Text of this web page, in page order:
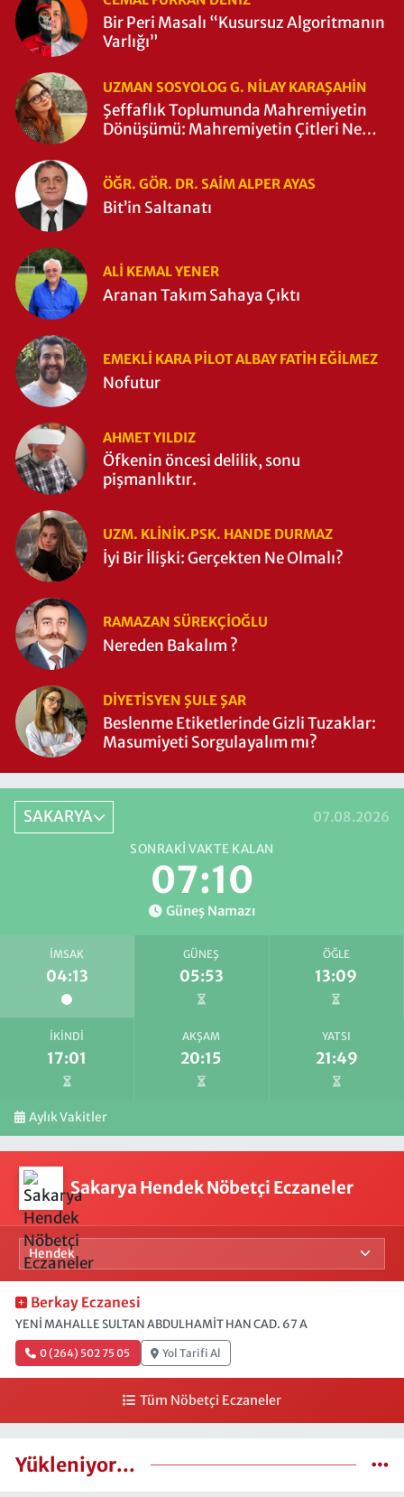
Bir Peri Masalı “Kusursuz Algoritmanın
Varlığı”
UZMAN SOSYOLOG G. NILAY KARAŞAHİN
Şeffaflık Toplumunda Mahremiyetin
Dönüşümü: Mahremiyetin Çitleri Ne
ÖĞR. GÖR. DR. SAIM ALPER AYAS
Bit’in Saltanatı
ALI KEMAL YENER
Aranan Takım Sahaya Çıktı
EMEKLI KARA PILOT ALBAY FATIH EĞİLMEZ
Nofutur
AHMET YILDIZ
Öfkenin öncesi delilik, sonu
pişmanlıktır.
UZM. KLINIK.PSK. HANDE DURMAZ
İyi Bir İlişki: Gerçekten Ne Olmalı?
RAMAZAN SÜREKÇIOĞLU
Nereden Bakalım ?
DIYETISYEN ŞULE ŞAR
Beslenme Etiketlerinde Gizli Tuzaklar:
Masumiyeti Sorgulayalım mı?
SAKARYA 07.08.2026
SONRAKI VAKTE KALAN
07:09
Güneş Namazı
İMSAK
04:13
GÜNEŞ
05:53
ÖĞLE
13:09
İKINDI
17:01
AKŞAM
20:15
YATSI
21:49
Aylık Vakitler
Sakarya Hendek Nöbetçi Eczaneler
Berkay Eczanesi
YENİ MAHALLE SULTAN ABDULHAMİT HAN CAD. 67 A
0 (264) 502 75 05 Yol Tarifi Al
Tüm Nöbetçi Eczaneler
Yükleniyor...